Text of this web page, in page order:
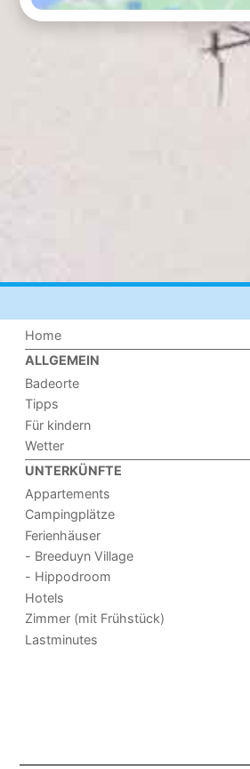
Home
ALLGEMEIN
Badeorte
Tipps
Für kindern
Wetter
UNTERKÜNFTE
Appartements
Campingplätze
Ferienhäuser
- Breeduyn Village
- Hippodroom
Hotels
Zimmer (mit Frühstück)
Lastminutes